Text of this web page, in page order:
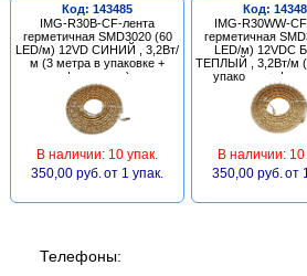
Код: 143485
IMG-R30B-CF-лента
герметичная SMD3020 (60
LED/м) 12VD СИНИЙ , 3,2Вт/
м (3 метра в упаковке +
фурнитура)
В наличии: 10 упак.
350,00 руб. от 1 упак.
Код:
IMG-R30WW-
герметичная
LED/м) 12VDC
ТЕПЛЫЙ , 3,2Вт/м
упаковке +
В наличии: 10
350,00 руб. от
Телефоны: